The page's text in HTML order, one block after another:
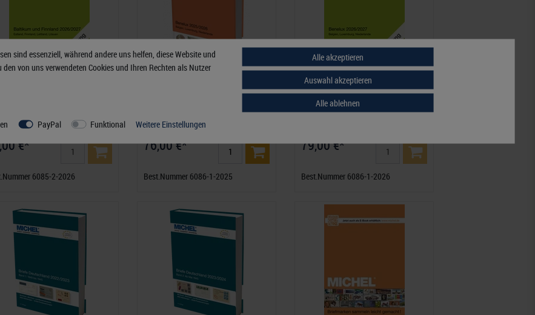
€*
6085-2-2026
MICHEL Benelux-Katalog 2025/2026
76,00 €*
Best.Nummer 6086-1-2025
MICHEL Benelux-Katalog 2026/2027
(E12)
79,00 €*
Best.Nummer 6086-1-2026
sind essenziell, während andere uns helfen, diese Website und
von uns verwendeten Cookies und Ihren Rechten als Nutzer
PayPal Funktional Weitere Einstellungen
Alle akzeptieren
Auswahl akzeptieren
Alle ablehnen